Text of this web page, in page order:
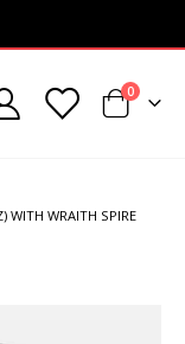
Cart
0
WITH WRAITH SPIRE